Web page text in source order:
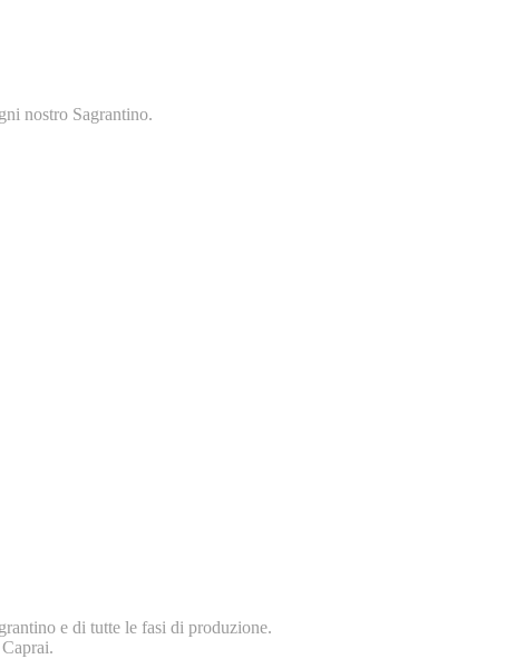
nostro Sagrantino.
e di tutte le fasi di produzione.